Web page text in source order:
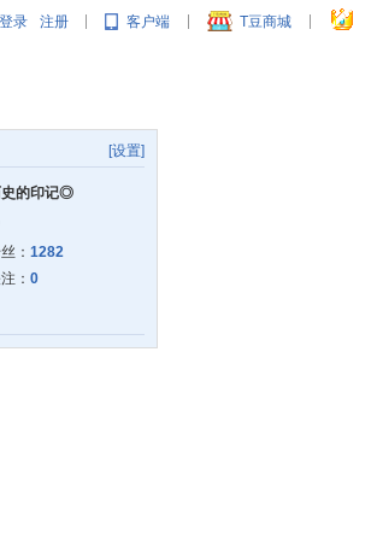
登录 注册 | 客户端 | T豆商城 |
[设置]
史的印记◎
： 1282
： 0